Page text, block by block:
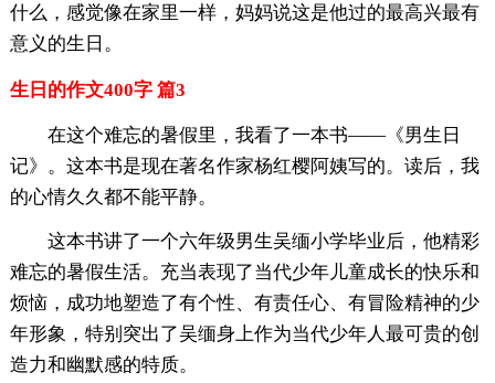
什么，感觉像在家里一样，妈妈说这是他过的最高兴最有
意义的生日。
生日的作文400字 篇3
在这个难忘的暑假里，我看了一本书——《男生日
记》。这本书是现在著名作家杨红樱阿姨写的。读后，我
的心情久久都不能平静。
这本书讲了一个六年级男生吴缅小学毕业后，他精彩
难忘的暑假生活。充当表现了当代少年儿童成长的快乐和
烦恼，成功地塑造了有个性、有责任心、有冒险精神的少
年形象，特别突出了吴缅身上作为当代少年人最可贵的创
造力和幽默感的特质。